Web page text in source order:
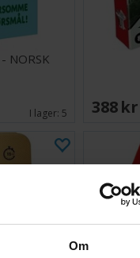
Om
NORSK
I lager: 5 388 SEK